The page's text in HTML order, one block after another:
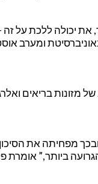
יכולה ללכת על זה
באוניברסיטת
הכולל מגוון רחב של
מפחיתה את
ביותר,” אומרת